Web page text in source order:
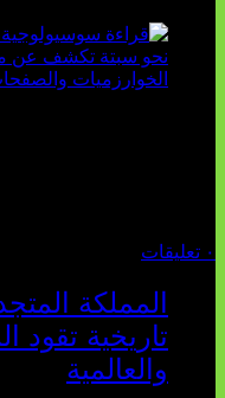
٠ تعليقات
المملكة
تاريخية تقود
والعالمية